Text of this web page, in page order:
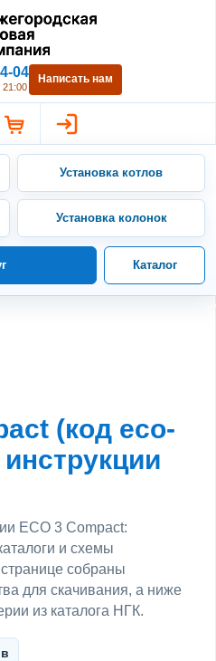
Нижегородская Газовая
04
21:00
Написать нам
Установка котлов
Установка колонок
Каталог
(код eco-
ECO 3 Compact:
и схемы
собраны
для скачивания, а ниже
из каталога НГК.